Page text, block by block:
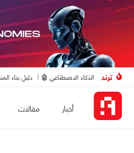
ترند الذكاء الاصطناعي 🤖 دليل بناء
أخبار مقالات